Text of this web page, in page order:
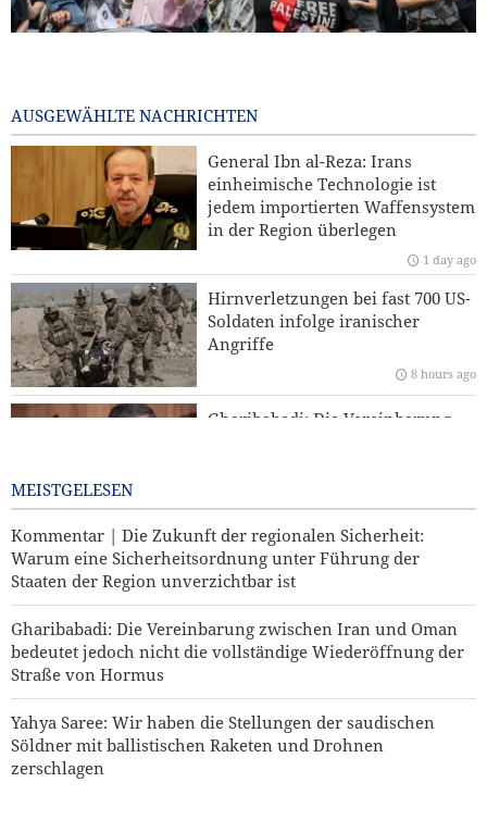
8 hours ago
Sanders: „Der korrupte Trump hat die USA in einen
verheerenden Krieg geführt“
Reuters-Umfrage: US-Bürger sehen Krieg gegen Iran als
Kommentar | Die Zukunft der regionalen Sicherheit:
Warum eine Sicherheitsordnung unter Führung der
Staaten der Region unverzichtbar ist
Yahya Saree: Wir haben die Stellungen der saudischen
AUSGEWÄHLTE NACHRICHTEN
General Ibn al-Reza: Irans
einheimische Technologie ist
jedem importierten Waffensystem
in der Region überlegen
1 day ago
Hirnverletzungen bei fast 700 US-
Soldaten infolge iranischer
Angriffe
8 hours ago
Gharibabadi: Die Vereinbarung
Straße von Hormus
2 days ago
MEISTGELESEN
Kommentar | Die Zukunft der regionalen Sicherheit:
Warum eine Sicherheitsordnung unter Führung der
Staaten der Region unverzichtbar ist
Gharibabadi: Die Vereinbarung zwischen Iran und Oman
bedeutet jedoch nicht die vollständige Wiederöffnung der
Straße von Hormus
Yahya Saree: Wir haben die Stellungen der saudischen
Söldner mit ballistischen Raketen und Drohnen
zerschlagen